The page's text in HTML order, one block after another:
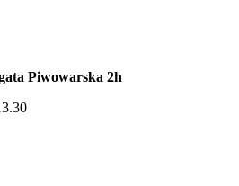
Piwowarska 2h